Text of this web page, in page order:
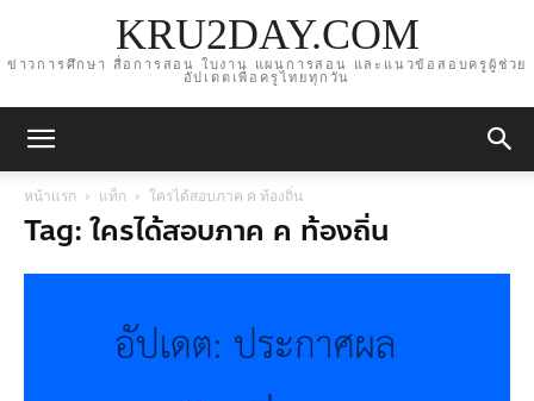
KRU2DAY.COM
ข่าวการศึกษา สื่อการสอน ใบงาน แผนการสอน และแนวข้อสอบครูผู้ช่วย
อัปเดตเพื่อครูไทยทุกวัน
หน้าแรก แท็ก ใครได้สอบภาค ค ท้องถิ่น
Tag: ใครได้สอบภาค ค ท้องถิ่น